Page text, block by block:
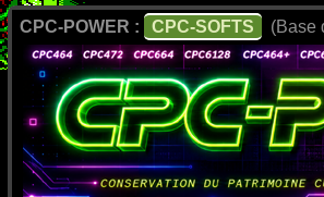
CPC-POWER : CPC-SOFTS (Base